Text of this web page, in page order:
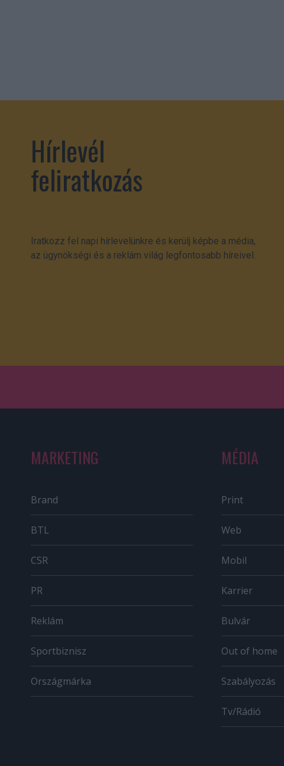
Hírlevél
feliratkozás
Iratkozz fel napi hírlevelünkre és kerülj képbe a média,
az ügynökségi és a reklám világ legfontosabb híreivel.
MARKETING
Brand
BTL
CSR
PR
Reklám
Sportbiznisz
Országmárka
MÉDIA
Print
Web
Mobil
Karrier
Bulvár
Out of home
Szabályozás
Tv/Rádió